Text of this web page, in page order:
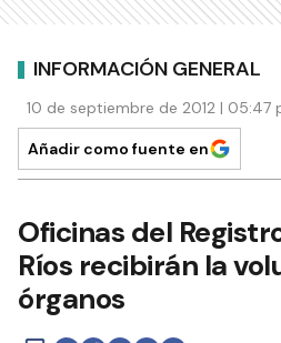
INFORMACIÓN GENERAL
10 de septiembre de 2012 | 05:47
Añadir como fuente en
Oficinas del
Ríos recibirán la
órganos